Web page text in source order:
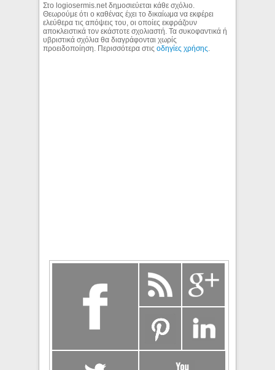
Στο logiosermis.net δημοσιεύεται κάθε σχόλιο.
Θεωρούμε ότι ο καθένας έχει το δικαίωμα να εκφέρει
ελεύθερα τις απόψεις του, οι οποίες εκφράζουν
αποκλειστικά τον εκάστοτε σχολιαστή. Τα συκοφαντικά ή
υβριστικά σχόλια θα διαγράφονται χωρίς
προειδοποίηση. Περισσότερα στιςοδηγίες χρήσης